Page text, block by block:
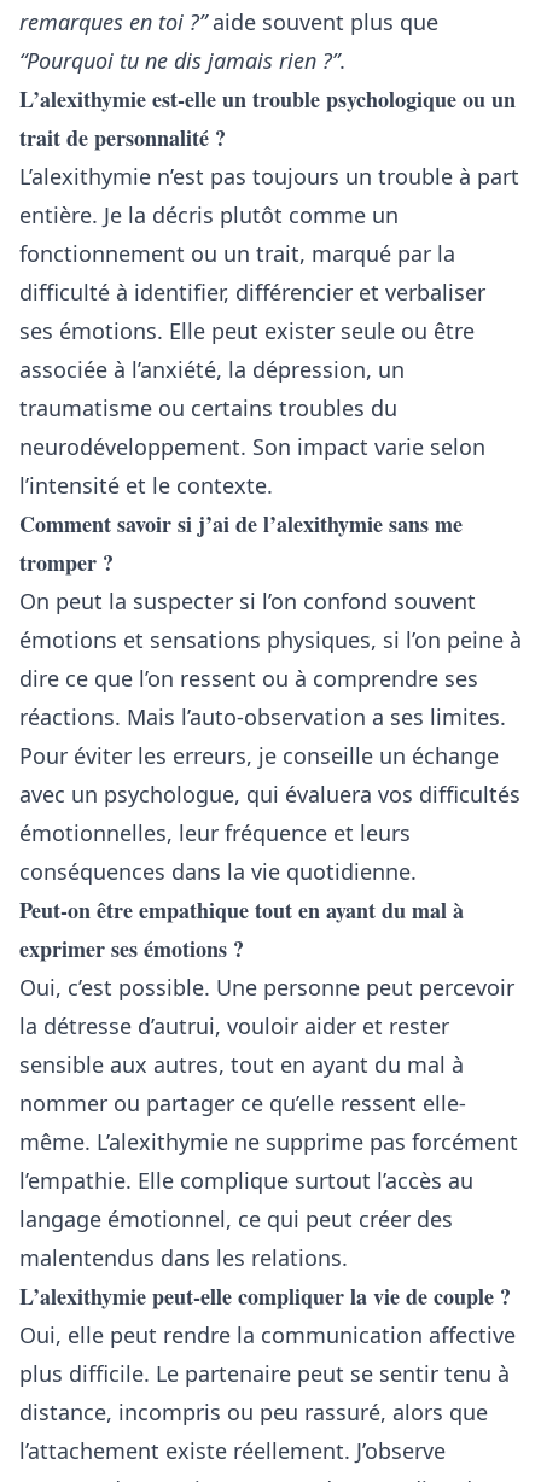
remarques en toi ?”aide souvent plus que
“Pourquoi tu ne dis jamais rien ?”.
L’alexithymie est-elle un trouble psychologique ou un
trait de personnalité ?
L’alexithymie n’est pas toujours un trouble à part
entière. Je la décris plutôt comme un
fonctionnement ou un trait, marqué par la
difficulté à identifier, différencier et verbaliser
ses émotions. Elle peut exister seule ou être
associée à l’anxiété, la dépression, un
traumatisme ou certains troubles du
neurodéveloppement. Son impact varie selon
l’intensité et le contexte.
Comment savoir si j’ai de l’alexithymie sans me
tromper ?
On peut la suspecter si l’on confond souvent
émotions et sensations physiques, si l’on peine à
dire ce que l’on ressent ou à comprendre ses
réactions. Mais l’auto-observation a ses limites.
Pour éviter les erreurs, je conseille un échange
avec un psychologue, qui évaluera vos difficultés
émotionnelles, leur fréquence et leurs
conséquences dans la vie quotidienne.
Peut-on être empathique tout en ayant du mal à
exprimer ses émotions ?
Oui, c’est possible. Une personne peut percevoir
la détresse d’autrui, vouloir aider et rester
sensible aux autres, tout en ayant du mal à
nommer ou partager ce qu’elle ressent elle-
même. L’alexithymie ne supprime pas forcément
l’empathie. Elle complique surtout l’accès au
langage émotionnel, ce qui peut créer des
malentendus dans les relations.
L’alexithymie peut-elle compliquer la vie de couple ?
Oui, elle peut rendre la communication affective
plus difficile. Le partenaire peut se sentir tenu à
distance, incompris ou peu rassuré, alors que
l’attachement existe réellement. J’observe